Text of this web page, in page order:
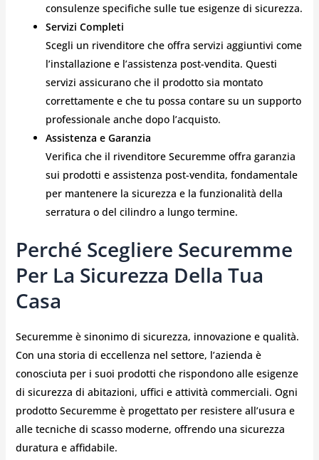
consulenze specifiche sulle tue esigenze di sicurezza.
Servizi Completi
Scegli un rivenditore che offra servizi aggiuntivi come
l’installazione e l’assistenza post-vendita. Questi
servizi assicurano che il prodotto sia montato
correttamente e che tu possa contare su un supporto
professionale anche dopo l’acquisto.
Assistenza e Garanzia
Verifica che il rivenditore Securemme offra garanzia
sui prodotti e assistenza post-vendita, fondamentale
per mantenere la sicurezza e la funzionalità della
serratura o del cilindro a lungo termine.
Perché Scegliere Securemme
Per La Sicurezza Della Tua
Casa
Securemme è sinonimo di sicurezza, innovazione e qualità.
Con una storia di eccellenza nel settore, l’azienda è
conosciuta per i suoi prodotti che rispondono alle esigenze
di sicurezza di abitazioni, uffici e attività commerciali. Ogni
prodotto Securemme è progettato per resistere all’usura e
alle tecniche di scasso moderne, offrendo una sicurezza
duratura e affidabile.